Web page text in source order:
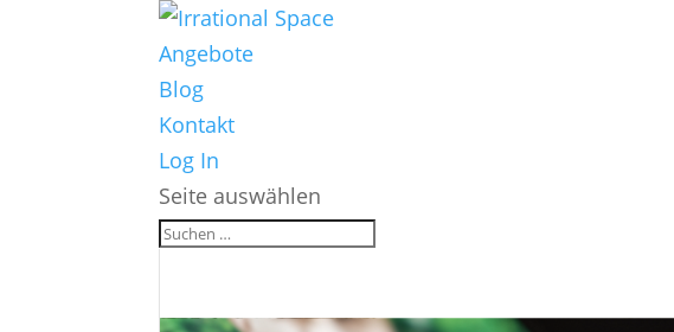
Angebote
Blog
Kontakt
Log In
Seite auswählen